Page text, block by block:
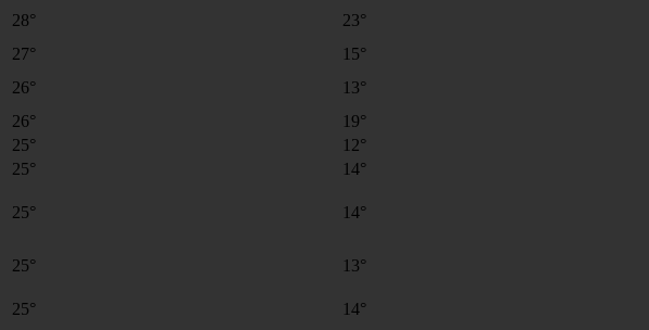
28°
23°
27°
15°
26°
13°
26°
19°
25°
12°
25°
14°
25° 14°
25°
13°
25°
14°